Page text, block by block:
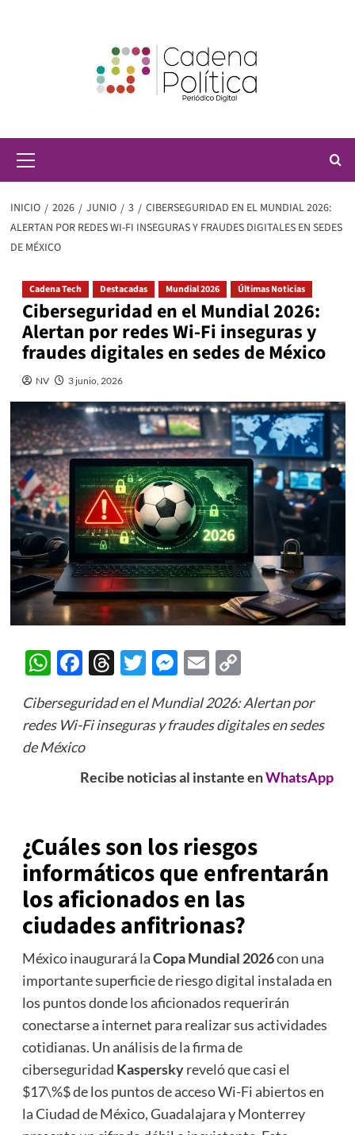
principal
INICIO 2026 JUNIO 3
CIBERSEGURIDAD EN EL MUNDIAL 2026:
ALERTAN POR REDES WI-FI INSEGURAS Y FRAUDES DIGITALES EN SEDES
DE MÉXICO
Cadena Tech Destacadas Mundial 2026 Últimas Noticias
Ciberseguridad en el Mundial 2026:
Alertan por redes Wi-Fi inseguras y
fraudes digitales en sedes de México
NV 3 junio, 2026
WhatsApp
Facebook
Threads
Twitter
Messenger
EmailCopy
Ciberseguridad en el Mundial 2026: Alertan por
redes Wi-Fi inseguras y fraudes digitales en sedes
de México
Recibe noticias al instante enWhatsApp
¿Cuáles son los riesgos
informáticos que enfrentarán
los aficionados en las
ciudades anfitrionas?
México inaugurará laCopa Mundial 2026con una
importante superficie de riesgo digital instalada en
los puntos donde los aficionados requerirán
conectarse a internet para realizar sus actividades
cotidianas. Un análisis de la firma de
ciberseguridad Kasperskyreveló que casi el
$17\%$de los puntos de acceso Wi-Fi abiertos en
la Ciudad de México, Guadalajara y Monterrey